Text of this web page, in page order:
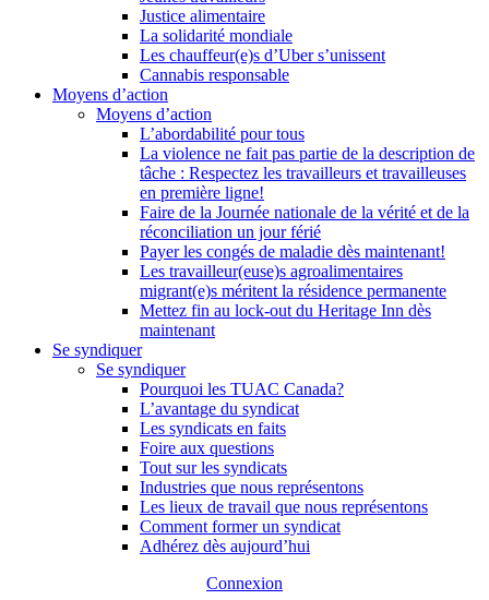
Justice alimentaire
La solidarité mondiale
Les chauffeur(e)s d’Uber s’unissent
Cannabis responsable
Moyens d’action
Moyens d’action
L’abordabilité pour tous
La violence ne fait pas partie de la description de
tâche : Respectez les travailleurs et travailleuses
en première ligne!
Faire de la Journée nationale de la vérité et de la
réconciliation un jour férié
Payer les congés de maladie dès maintenant!
Les travailleur(euse)s agroalimentaires
migrant(e)s méritent la résidence permanente
Mettez fin au lock-out du Heritage Inn dès
maintenant
Se syndiquer
Se syndiquer
Pourquoi les TUAC Canada?
L’avantage du syndicat
Les syndicats en faits
Foire aux questions
Tout sur les syndicats
Industries que nous représentons
Les lieux de travail que nous représentons
Comment former un syndicat
Adhérez dès aujourd’hui
Connexion